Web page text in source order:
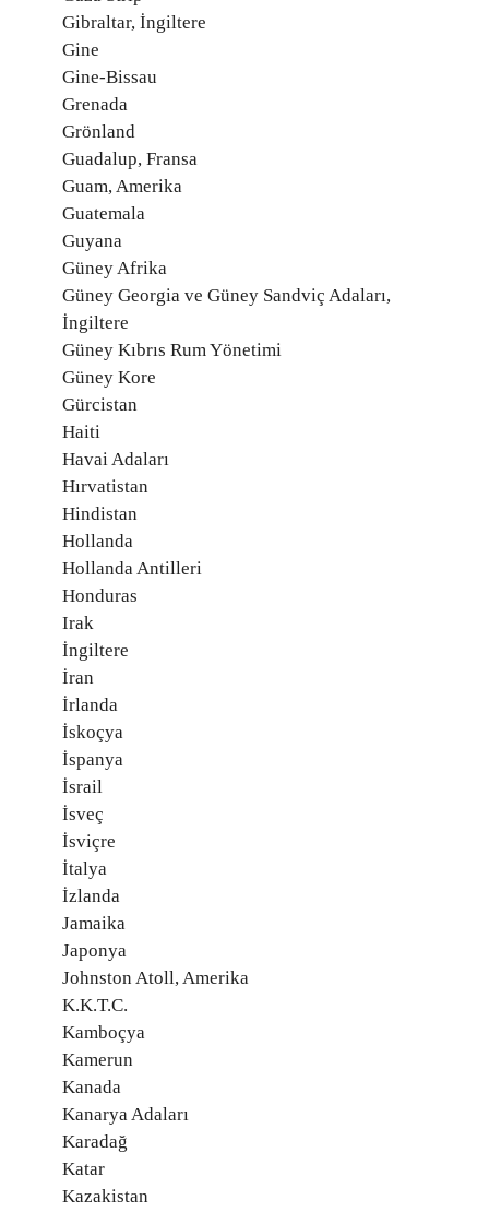
Gibraltar, İngiltere
Gine
Gine-Bissau
Grenada
Grönland
Guadalup, Fransa
Guam, Amerika
Guatemala
Guyana
Güney Afrika
Güney Georgia ve Güney Sandviç Adaları,
İngiltere
Güney Kıbrıs Rum Yönetimi
Güney Kore
Gürcistan
Haiti
Havai Adaları
Hırvatistan
Hindistan
Hollanda
Hollanda Antilleri
Honduras
Irak
İngiltere
İran
İrlanda
İskoçya
İspanya
İsrail
İsveç
İsviçre
İtalya
İzlanda
Jamaika
Japonya
Johnston Atoll, Amerika
K.K.T.C.
Kamboçya
Kamerun
Kanada
Kanarya Adaları
Karadağ
Katar
Kazakistan